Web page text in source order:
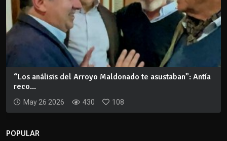
“Los análisis del Arroyo Maldonado te asustaban”: Antía
reco...
May 26 2026 430 108
POPULAR